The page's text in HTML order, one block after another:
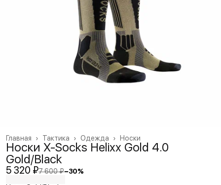
Носки
Одежда ›
Тактика ›
Главная ›
Носки X-Socks Helixx Gold 4.0
Gold/Black
5 320 ₽7 600 ₽−30%